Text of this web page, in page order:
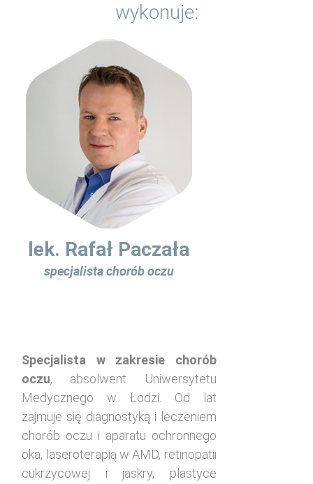
wykonuje:
lek. Rafał Paczała
specjalista chorób oczu
Specjalista w zakresie chorób
oczu, absolwent Uniwersytetu
Medycznego w Łodzi. Od lat
zajmuje się diagnostyką i leczeniem
chorób oczu i aparatu ochronnego
oka, laseroterapią w AMD, retinopatii
cukrzycowej i jaskry, plastyce